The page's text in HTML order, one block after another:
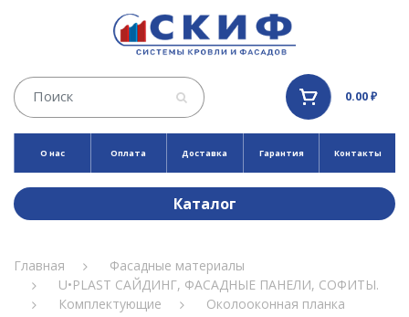
0.00 ₽
О нас Оплата Доставка Гарантия Контакты
Каталог
Главная
Фасадные материалы
U•PLAST САЙДИНГ, ФАСАДНЫЕ ПАНЕЛИ, СОФИТЫ.
Комплектующие
Околооконная планка